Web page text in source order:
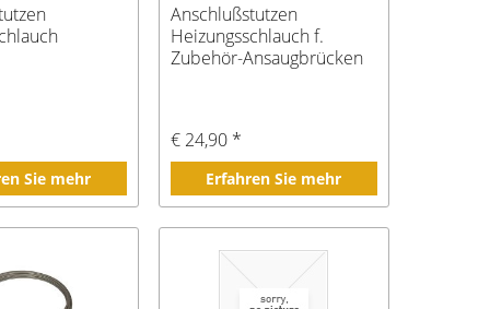
Sie mehr
Anschlußstutzen
Heizungsschlauch f.
Zubehör-Ansaugbrücken
€ 24,90 *
Erfahren Sie mehr